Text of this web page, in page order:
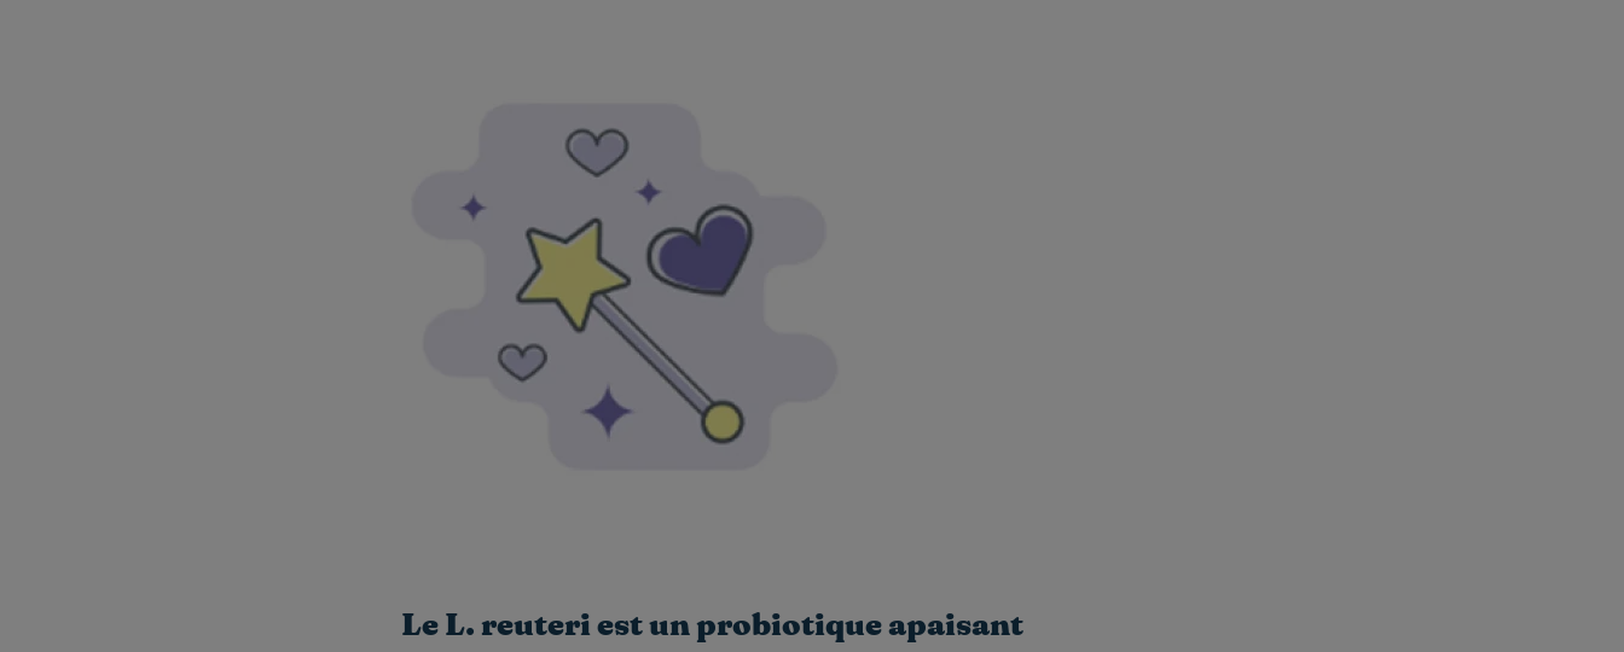
Le L. reuteri est un probiotique apaisant